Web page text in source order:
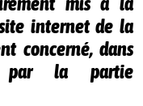
internet de la
concerné, dans
par la partie